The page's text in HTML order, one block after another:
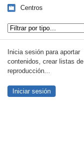
Centros
Inicia sesión para aportar
contenidos, crear listas de
reproducción...
Iniciar sesión